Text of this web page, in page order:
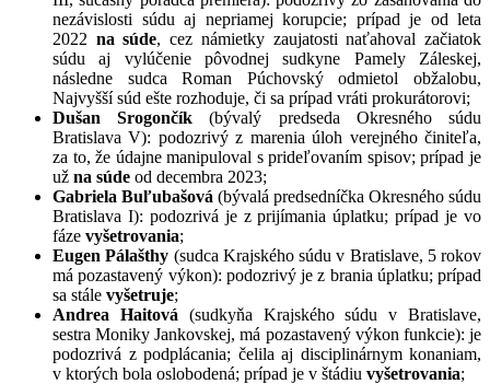
nezávislosti súdu aj nepriamej korupcie; prípad je od leta
2022 na súde, cez námietky zaujatosti naťahoval začiatok
súdu aj vylúčenie pôvodnej sudkyne Pamely Záleskej,
následne sudca Roman Púchovský odmietol obžalobu,
Najvyšší súd ešte rozhoduje, či sa prípad vráti prokurátorovi;
Dušan Srogončík(bývalý predseda Okresného súdu
Bratislava V): podozrivý z marenia úloh verejného činiteľa,
za to, že údajne manipuloval s prideľovaním spisov; prípad je
už na súde od decembra 2023;
Gabriela Buľubašová (bývalá predsedníčka Okresného súdu
Bratislava I): podozrivá je z prijímania úplatku; prípad je vo
fáze vyšetrovania;
Eugen Pálašthy (sudca Krajského súdu v Bratislave, 5 rokov
má pozastavený výkon): podozrivý je z brania úplatku; prípad
sa stále vyšetruje;
Andrea Haitová (sudkyňa Krajského súdu v Bratislave,
sestra Moniky Jankovskej, má pozastavený výkon funkcie): je
podozrivá z podplácania; čelila aj disciplinárnym konaniam,
v ktorých bola oslobodená; prípad je v štádiu vyšetrovania;